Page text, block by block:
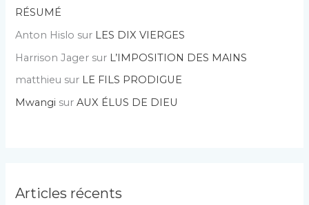
RÉSUMÉ
Anton Hislo sur LES DIX VIERGES
Harrison Jager sur L’IMPOSITION DES MAINS
matthieu sur LE FILS PRODIGUE
Mwangi surAUX ÉLUS DE DIEU
Articles récents